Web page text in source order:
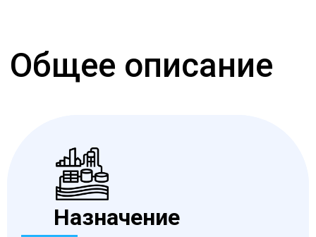
Назначение